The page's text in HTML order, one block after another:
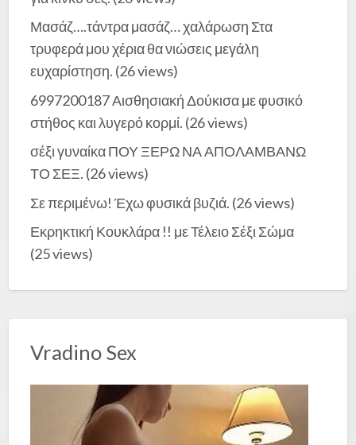
Μασάζ….τάντρα μασάζ… χαλάρωση Στα
τρυφερά μου χέρια θα νιώσεις μεγάλη
ευχαρίστηση. (26 views)
6997200187 Αισθησιακή Δούκισα με φυσικό
στήθος και λυγερό κορμί. (26 views)
σέξι γυναίκα ΠΟΥ ΞΕΡΩ ΝΑ ΑΠΟΛΑΜΒΑΝΩ
ΤΟ ΣΕΞ. (26 views)
Σε περιμένω! Έχω φυσικά βυζιά. (26 views)
Εκρηκτική Κουκλάρα !! με Τέλειο Σέξι Σώμα
(25 views)
Vradino Sex